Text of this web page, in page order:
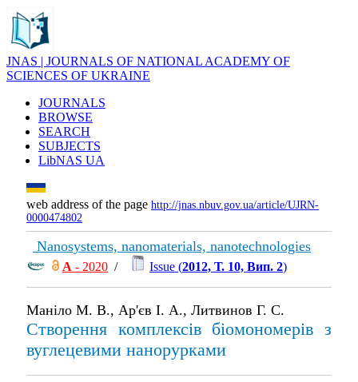
JNAS | JOURNALS OF NATIONAL ACADEMY OF
SCIENCES OF UKRAINE
JOURNALS
BROWSE
SEARCH
SUBJECTS
LibNAS UA
web address of the page http://jnas.nbuv.gov.ua/article/UJRN-
0000474802
Nanosystems, nanomaterials, nanotechnologies
А - 2020 / Issue (2012, Т. 10, Вип. 2)
Маніло М. В., Ар'єв І. А., Литвинов Г. С.
Створення комплексів біомономерів з
вуглецевими нанорурками